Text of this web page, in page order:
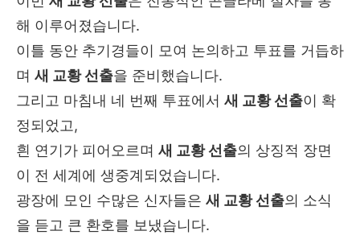
해 이루어졌습니다.
이틀 동안 추기경들이 모여 논의하고 투표를 거듭하
며 새 교황 선출을 준비했습니다.
그리고 마침내 네 번째 투표에서 새 교황 선출이 확
정되었고,
흰 연기가 피어오르며 새 교황 선출의 상징적 장면
이 전 세계에 생중계되었습니다.
광장에 모인 수많은 신자들은 새 교황 선출의 소식
을 듣고 큰 환호를 보냈습니다.